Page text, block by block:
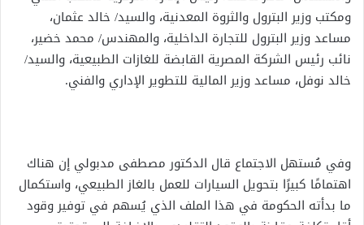
ومكتب وزير البترول والثروة المعدنية، والسيد/ خالد عثمان،
مساعد وزير البترول للتجارة الداخلية، والمهندس/ محمد خضير،
نائب رئيس الشركة المصرية القابضة للغازات الطبيعية، والسيد/
خالد نوفل، مساعد وزير المالية للتطوير الإداري والفني.
وفي مُستهل الاجتماع قال الدكتور مصطفى مدبولي إن هناك
اهتمامًا كبيرًا بتحويل السيارات للعمل بالغاز الطبيعي، واستكمال
ما بدأته الحكومة في هذا الملف الذي يُسهم في توفير وقود